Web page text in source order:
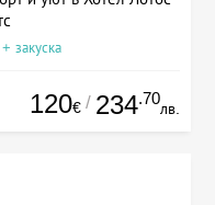
закуска
120€ / 234.70
лв.